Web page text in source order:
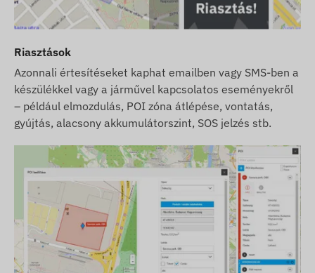
Riasztások
Azonnali értesítéseket kaphat emailben vagy SMS-ben a
készülékkel vagy a járművel kapcsolatos eseményekről
– például elmozdulás, POI zóna átlépése, vontatás,
gyújtás, alacsony akkumulátorszint, SOS jelzés stb.